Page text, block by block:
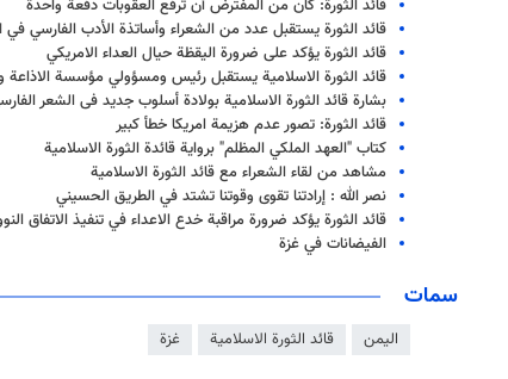
قائد الثورة: كان من المفترض أن ترفع العقوبات دفعة واحدة
قائد الثورة یستقبل عدد من الشعراء وأساتذة الأدب الفارسي في
قائد الثورة يؤكد على ضرورة اليقظة حيال العداء الامريكي
قائد الثورة الاسلامية يستقبل رئيس ومسؤولي مؤسسة الاذاعة
بشارة قائد الثورة الاسلامية بولادة أسلوب جديد فى الشعر
قائد الثورة: تصور عدم هزيمة امريكا خطأ كبير
كتاب "العهد الملكي المظلم" برواية قائدة الثورة الاسلامية
مشاهد من لقاء الشعراء مع قائد الثورة الاسلامية
نصر الله : إرادتنا تقوى وقوتنا تشتد في الطريق الحسيني
قائد الثورة يؤكد ضرورة مراقبة خدع الاعداء في تنفيذ الاتفاق
الفيضانات في غزة
سمات
اليمن قائد الثورة الاسلامية غزة